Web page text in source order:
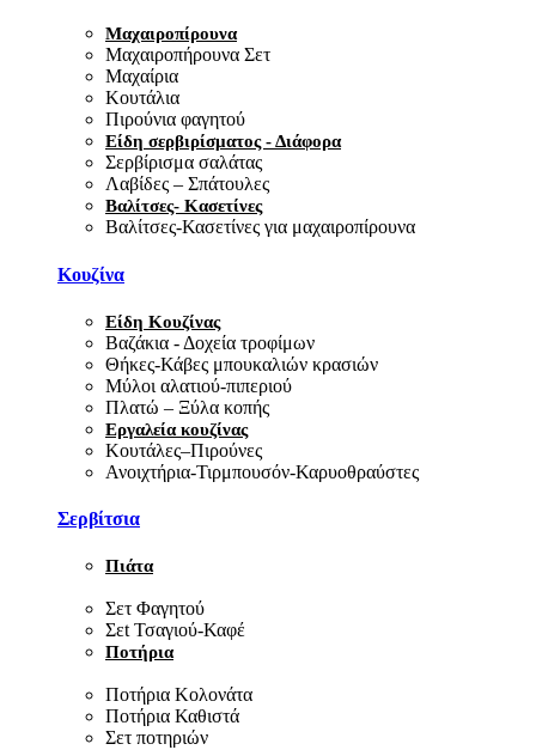
Μαχαιροπίρουνα
Μαχαιροπήρουνα Σετ
Μαχαίρια
Κουτάλια
Πιρούνια φαγητού
Είδη σερβιρίσματος - Διάφορα
Σερβίρισμα σαλάτας
Λαβίδες – Σπάτουλες
Βαλίτσες- Κασετίνες
Βαλίτσες-Κασετίνες για μαχαιροπίρουνα
Κουζίνα
Είδη Κουζίνας
Βαζάκια - Δοχεία τροφίμων
Θήκες-Κάβες μπουκαλιών κρασιών
Μύλοι αλατιού-πιπεριού
Πλατώ – Ξύλα κοπής
Εργαλεία κουζίνας
Κουτάλες–Πιρούνες
Ανοιχτήρια-Τιρμπουσόν-Καρυοθραύστες
Σερβίτσια
Πιάτα
Σετ Φαγητού
Σεt Τσαγιού-Καφέ
Ποτήρια
Ποτήρια Κολονάτα
Ποτήρια Καθιστά
Σετ ποτηριών